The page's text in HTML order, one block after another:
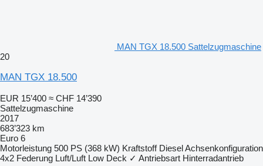
MAN TGX 18.500 Sattelzugmaschine
20
MAN TGX 18.500
EUR 15’400 ≈ CHF 14’390
Sattelzugmaschine
2017
683’323 km
Euro 6
Motorleistung 500 PS (368 kW) Kraftstoff DieselAchsenkonfiguration
4x2 Federung Luft/Luft Low Deck ✓ Antriebsart Hinterradantrieb